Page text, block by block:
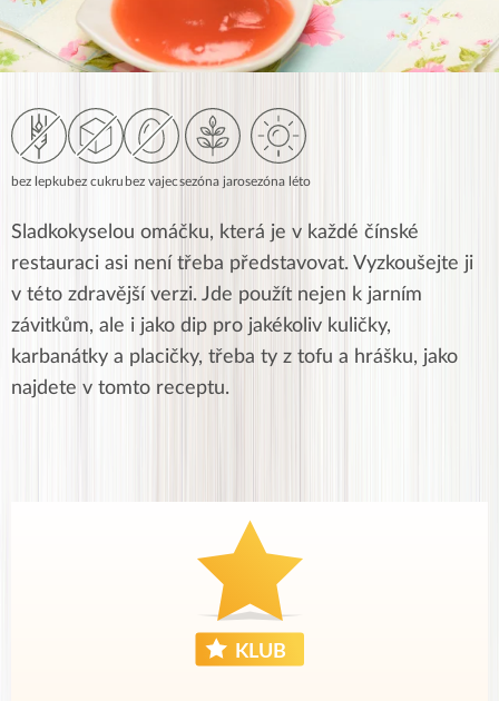
bez lepkubez cukru bez vajecsezóna jarosezóna léto
Sladkokyselou omáčku, která je v každé čínské
restauraci asi není třeba představovat. Vyzkoušejte ji
v této zdravější verzi. Jde použít nejen k jarním
závitkům, ale i jako dip pro jakékoliv kuličky,
karbanátky a placičky, třeba ty z tofu a hrášku, jako
najdete v tomto receptu.